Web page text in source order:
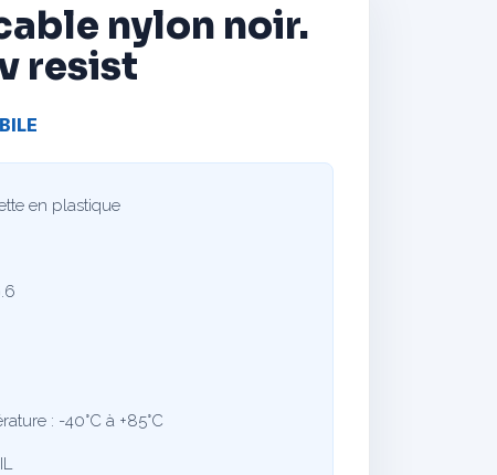
nylon noir.
resist
en plastique
: -40°C à +85°C